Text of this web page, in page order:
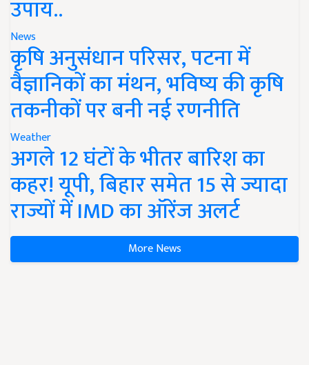
उपाय..
News
कृषि अनुसंधान परिसर, पटना में
वैज्ञानिकों का मंथन, भविष्य की कृषि
तकनीकों पर बनी नई रणनीति
Weather
अगले 12 घंटों के भीतर बारिश का
कहर! यूपी, बिहार समेत 15 से ज्यादा
राज्यों में IMD का ऑरेंज अलर्ट
More News